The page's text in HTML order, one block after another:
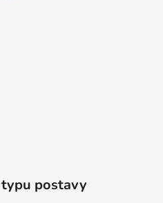
postavy